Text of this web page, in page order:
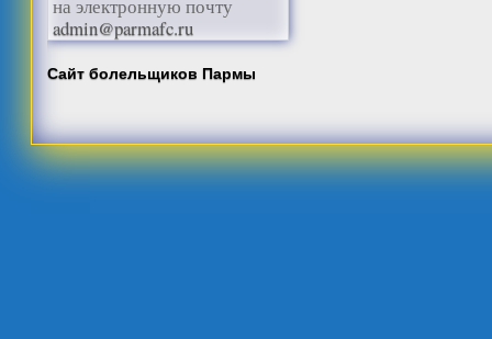
на электронную почту
admin@parmafc.ru
Сайт болельщиков Пармы